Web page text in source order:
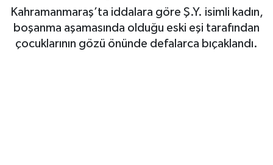
Kahramanmaraş’ta iddalara göre Ş.Y. isimli kadın,
boşanma aşamasında olduğu eski eşi tarafından
çocuklarının gözü önünde defalarca bıçaklandı.
Güncel
Haberde İnsan
Haber Arşivi